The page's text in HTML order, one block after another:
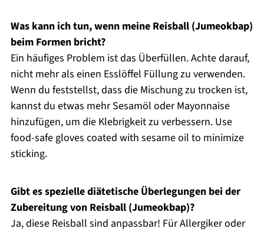
Was kann ich tun, wenn meine Reisball (Jumeokbap)
beim Formen bricht?
Ein häufiges Problem ist das Überfüllen. Achte darauf,
nicht mehr als einen Esslöffel Füllung zu verwenden.
Wenn du feststellst, dass die Mischung zu trocken ist,
kannst du etwas mehr Sesamöl oder Mayonnaise
hinzufügen, um die Klebrigkeit zu verbessern. Use
food-safe gloves coated with sesame oil to minimize
sticking.
Gibt es spezielle diätetische Überlegungen bei der
Zubereitung von Reisball (Jumeokbap)?
Ja, diese Reisball sind anpassbar! Für Allergiker oder